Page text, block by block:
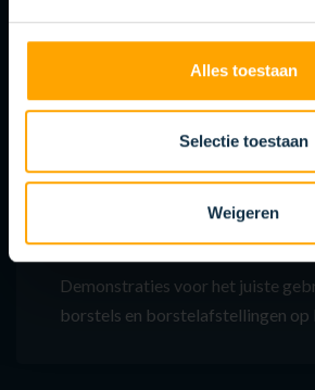
Alles toestaan
Selectie toestaan
Weigeren
aanvraag gepersonaliseerde
DEMONSTRATIE EN
TOOLBOXMEETING
Demonstraties voor het juiste
borstels en borstelafstellingen op